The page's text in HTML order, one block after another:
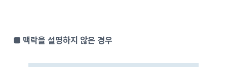
■ 맥락을 설명하지 않은 경우